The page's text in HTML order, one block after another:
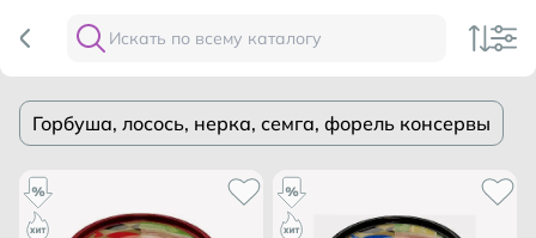
Горбуша, лосось, нерка, семга, форель консервы